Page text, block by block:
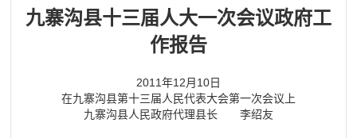
九寨沟县十三届人大一次会议政府工
作报告
2011年12月 10日
在九寨沟县第十三届人民代表大会第一次会议上
九寨沟县人民政府代理县长 李绍友